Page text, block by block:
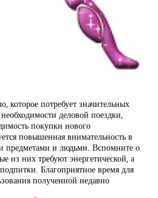
которое потребует значительных
деловой поездки,
покупки нового
повышенная внимательность в
предметами и людьми. Вспомните о
из них требуют энергетической, а
Благоприятное время для
полученной недавно